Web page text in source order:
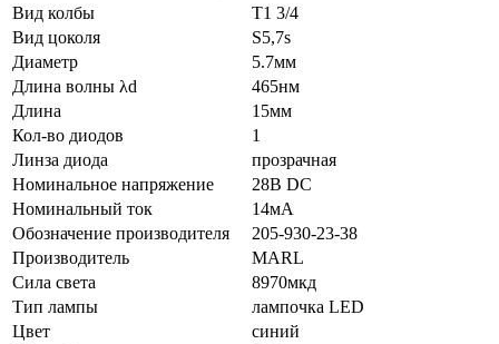
Вид колбы
T1 3/4
Вид цоколя
S5,7s
Диаметр
5.7мм
Длина волны λd
465нм
Длина
15мм
Кол-во диодов
1
Линза диода
прозрачная
Номинальное напряжение
28В DC
Номинальный ток
14мА
Обозначение производителя
205-930-23-38
Производитель
MARL
Сила света
8970мкд
Тип лампы
лампочка LED
Цвет
синий